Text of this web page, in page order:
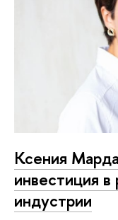
Ксения
инвестиция в
индустрии